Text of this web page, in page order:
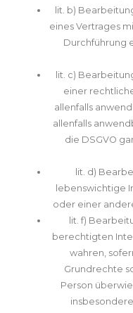
lit. b)
eines Vertrages
Durchführung
lit. c)
einer
allenfalls
allenfalls
die DSGVO
lit. d)
lebenswichtige
oder einer
lit. f)
berechtigten
wahren,
Grundrechte
Person